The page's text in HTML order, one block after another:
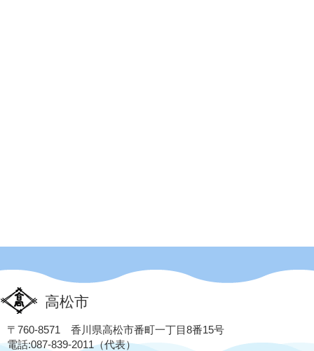
高松市
〒760-8571 香川県高松市番町一丁目8番15号
電話:087-839-2011（代表）